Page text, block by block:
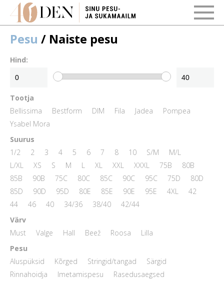
Pesu / Naiste pesu
Hind:
Tootja
Bellissima
Bestform DIM Fila Jadea
Pompea
Ysabel Mora
Suurus
1/2
2 3 4 5 6 7 8 10 S/M
M/L
L/XL
XS S M L XL XXL XXXL 75B
80B
85B
90B 75C 80C 85C 90C 95C 75D
80D
85D
90D 95D 80E 85E 90E 95E 4XL
42
44
46 40 34/36 38/40
42/44
Värv
Must
Valge Hall Beež Roosa
Lilla
Pesu
Aluspüksid
Kõrged Stringid/tangad
Särgid
Rinnahoidja
Imetamispesu
Rasedusaegsed